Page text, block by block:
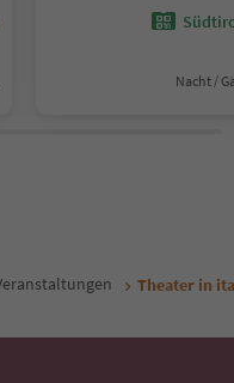
Nacht /
Theater in